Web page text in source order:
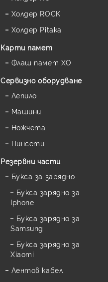
Холдер ROCK
Холдер Pitaka
Карти памет
Флаш памет XO
Сервизно оборудване
Лепило
Машини
Ножчета
Пинсети
Резервни части
Букса за зарядно
Букса зарядно за
Iphone
Букса зарядно за
Samsung
Букса зарядно за
Xiaomi
Лентов кабел